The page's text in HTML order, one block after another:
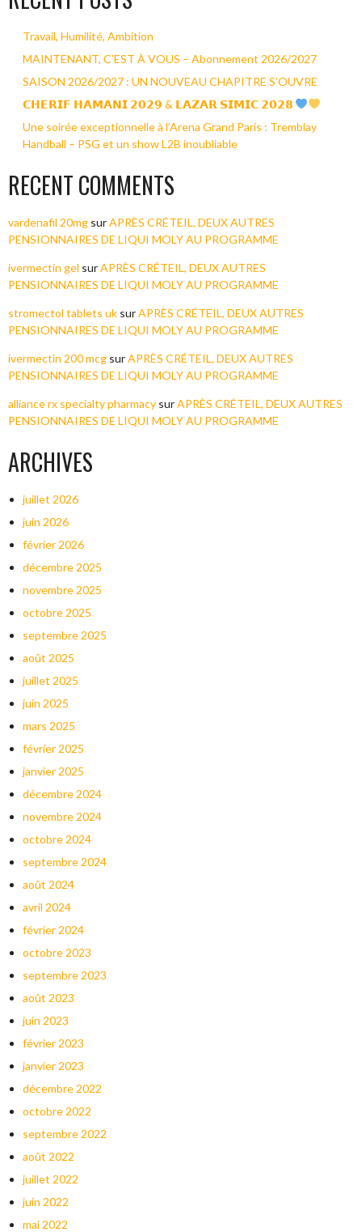
Travail, Humilité, Ambition
MAINTENANT, C’EST À VOUS – Abonnement 2026/2027
SAISON 2026/2027 : UN NOUVEAU CHAPITRE S’OUVRE
𝗖𝗛𝗘𝗥𝗜𝗙 𝗛𝗔𝗠𝗔𝗡𝗜 𝟮𝟬𝟮𝟵 & 𝗟𝗔𝗭𝗔𝗥 𝗦𝗜𝗠𝗜𝗖 𝟮𝟬𝟮𝟴
Une soirée exceptionnelle à l’Arena Grand Paris : Tremblay
Handball – PSG et un show L2B inoubliable
RECENT COMMENTS
vardenafil 20mg surAPRÈS CRÉTEIL, DEUX AUTRES
PENSIONNAIRES DE LIQUI MOLY AU PROGRAMME
ivermectin gel surAPRÈS CRÉTEIL, DEUX AUTRES
PENSIONNAIRES DE LIQUI MOLY AU PROGRAMME
stromectol tablets uk surAPRÈS CRÉTEIL, DEUX AUTRES
PENSIONNAIRES DE LIQUI MOLY AU PROGRAMME
ivermectin 200 mcg surAPRÈS CRÉTEIL, DEUX AUTRES
PENSIONNAIRES DE LIQUI MOLY AU PROGRAMME
alliance rx specialty pharmacy surAPRÈS CRÉTEIL, DEUX AUTRES
PENSIONNAIRES DE LIQUI MOLY AU PROGRAMME
ARCHIVES
juillet 2026
juin 2026
février 2026
décembre 2025
novembre 2025
octobre 2025
septembre 2025
août 2025
juillet 2025
juin 2025
mars 2025
février 2025
janvier 2025
décembre 2024
novembre 2024
octobre 2024
septembre 2024
août 2024
avril 2024
février 2024
octobre 2023
septembre 2023
août 2023
juin 2023
février 2023
janvier 2023
décembre 2022
octobre 2022
septembre 2022
août 2022
juillet 2022
juin 2022
mai 2022